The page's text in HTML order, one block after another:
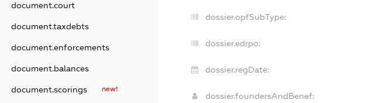
document.court
document.taxdebts
document.enforcements
document.balances
document.scorings new!
dossier.opfSubType:
dossier.edrpo:
dossier.regDate:
dossier.foundersAndBenef: